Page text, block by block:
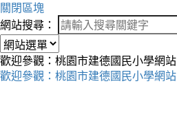
關閉區塊
網站搜尋：
歡迎參觀：桃園市建德國民小學網站
歡迎參觀：桃園市建德國民小學網站